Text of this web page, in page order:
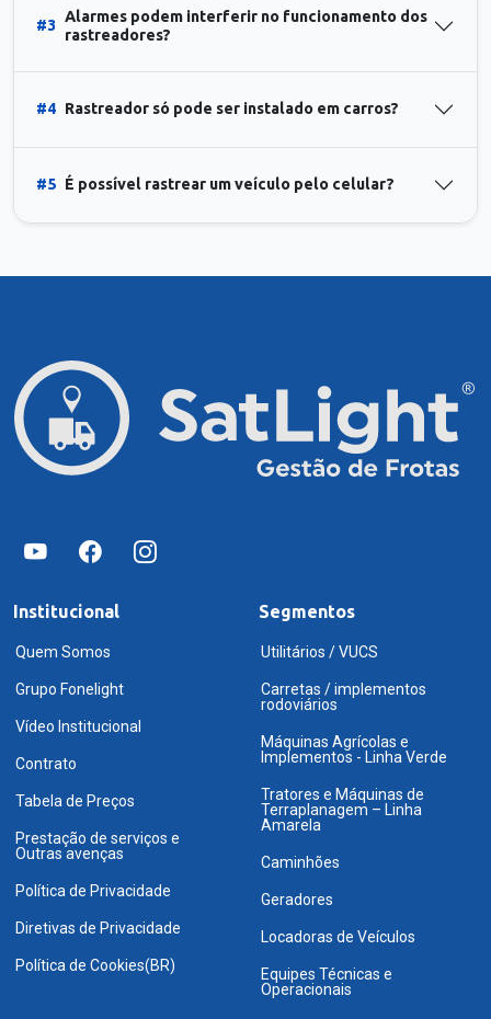
#3
Alarmes podem interferir no funcionamento dos
rastreadores?
#4 Rastreador só pode ser instalado em carros?
#5 É possível rastrear um veículo pelo celular?
Institucional
Quem Somos
Grupo Fonelight
Vídeo Institucional
Contrato
Tabela de Preços
Prestação de serviços e
Outras avenças
Política de Privacidade
Diretivas de Privacidade
Política de Cookies(BR)
Segmentos
Utilitários / VUCS
Carretas / implementos
rodoviários
Máquinas Agrícolas e
Implementos - Linha Verde
Tratores e Máquinas de
Terraplanagem – Linha
Amarela
Caminhões
Geradores
Locadoras de Veículos
Equipes Técnicas e
Operacionais